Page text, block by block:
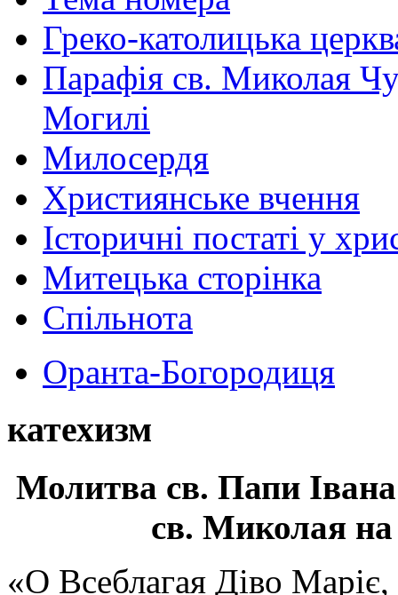
Греко-католицька
Парафія св. Миколая
Могилі
Милосердя
Християнське вчення
Історичні постаті у
Митецька сторінка
Спільнота
Оранта-Богородиця
катехизм
Молитва св. Папи
св. Миколая на
«О Всеблагая Діво